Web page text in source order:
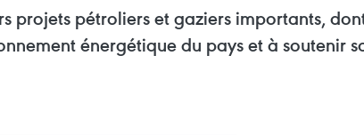
projets pétroliers et gaziers importants,
énergétique du pays et à soutenir